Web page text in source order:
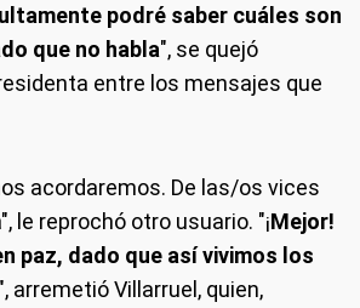
podré saber cuáles son
que no habla", se quejó
entre los mensajes que
acordaremos. De las/os vices
le reprochó otro usuario. "¡Mejor!
paz, dado que así vivimos los
", arremetió Villarruel, quien,